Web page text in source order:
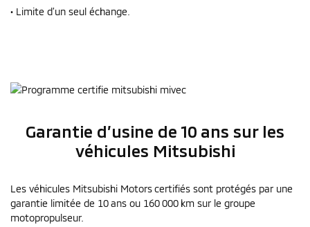
• Limite d’un seul échange.
Garantie d’usine de 10 ans sur les
véhicules Mitsubishi
Les véhicules Mitsubishi Motors certifiés sont protégés par une
garantie limitée de 10 ans ou 160 000 km sur le groupe
motopropulseur.